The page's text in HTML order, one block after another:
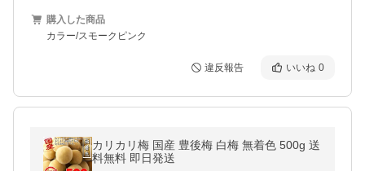
購入した商品
カラー/スモークピンク
違反報告 いいね 0
カリカリ梅 国産 豊後梅 白梅 無着色 500g 送
料無料 即日発送